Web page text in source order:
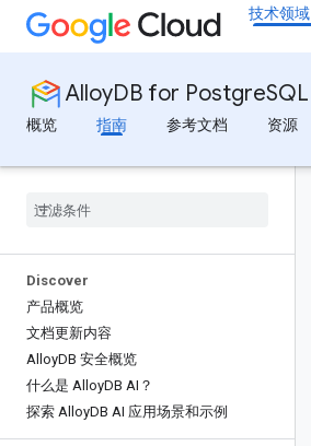
技术领域
AlloyDB for PostgreSQL
概览
指南 参考文档 资源
Discover
产品概览
文档更新内容
AlloyDB 安全概览
什么是 AlloyDB AI？
探索 AlloyDB AI 应用场景和示例